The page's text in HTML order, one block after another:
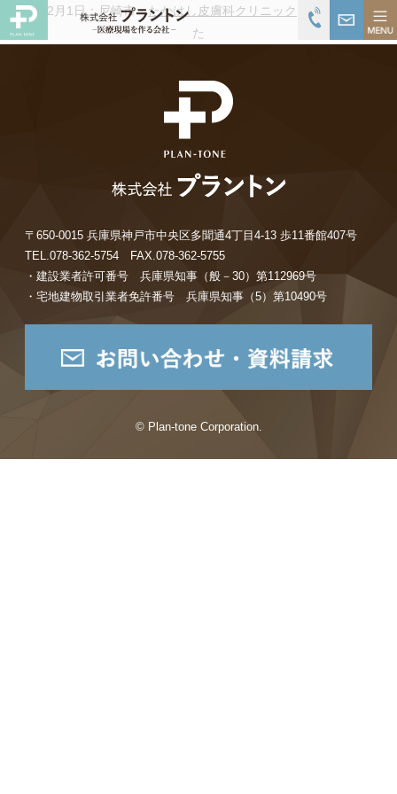
Ｈ27年12月1日：尼崎市たかはし皮膚科クリニック
オープンしまし
た
〒650-0015 兵庫県神戸市中央区多聞通4丁目4-13 歩11番館407号
TEL.078-362-5754 FAX.078-362-5755
・建設業者許可番号 兵庫県知事（般－30）第112969号
・宅地建物取引業者免許番号 兵庫県知事（5）第10490号
© Plan-tone Corporation.